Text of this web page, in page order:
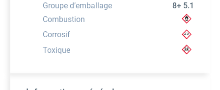
Groupe d’emballage
8+ 5.1
Combustion
Corrosif
Toxique